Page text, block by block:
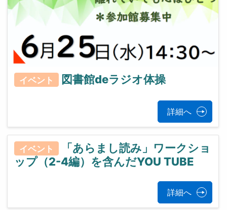
イベント 図書館deラジオ体操
詳細へ
イベント
「あらまし読み」ワークショ
ップ（2-4編）を含んだYOU TUBE
詳細へ